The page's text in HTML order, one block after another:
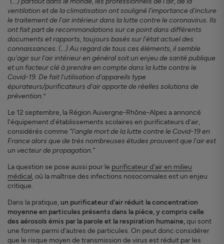
ventilation et de la climatisation ont souligné l'importance d'inclure
le traitement de l'air intérieur dans la lutte contre le coronavirus. Ils
ont fait part de recommandations sur ce point dans différents
documents et rapports, toujours basés sur l'état actuel des
connaissances. (...) Au regard de tous ces éléments, il semble
qu'agir sur l'air intérieur en général soit un enjeu de santé publique
et un facteur clé à prendre en compte dans la lutte contre le
Covid-19. De fait l'utilisation d'appareils type
épurateurs/purificateurs d'air apporte de réelles solutions de
prévention.”
Le 12 septembre, la Région Auvergne-Rhône-Alpes a annoncé
l'équipement d'établissements scolaires en purificateurs d'air,
considérés comme “l'angle mort de la lutte contre le Covid-19 en
France alors que de très nombreuses études prouvent que l'air est
un vecteur de propagation."
La question se pose aussi pour le purificateur d'air en milieu
médical, où la maîtrise des infections nosocomiales est un enjeu
critique.
Dans la pratique,un purificateur d'air réduit la concentration
moyenne en particules présents dans la pièce, y compris celle
des aérosols émis par la parole et la respiration humaine,qui sont
une forme parmi d'autres de particules. On peut donc considérer
que le risque moyen de transmission de virus est réduit par les